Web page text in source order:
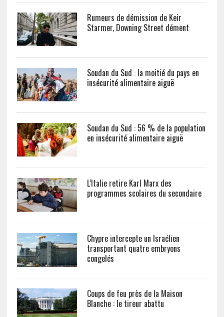
Rumeurs de démission de Keir
Starmer, Downing Street dément
Soudan du Sud : la moitié du pays en
insécurité alimentaire aiguë
Soudan du Sud : 56 % de la population
en insécurité alimentaire aiguë
L’Italie retire Karl Marx des
programmes scolaires du secondaire
Chypre intercepte un Israélien
transportant quatre embryons
congelés
Coups de feu près de la Maison
Blanche : le tireur abattu